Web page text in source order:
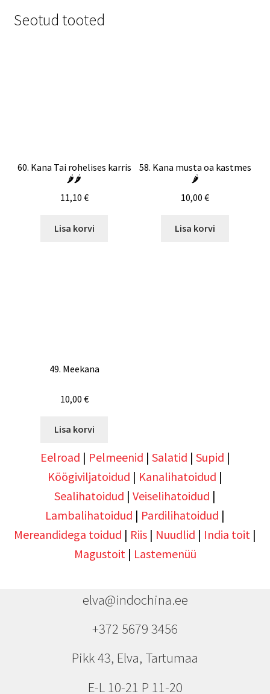
Seotud tooted
60. Kana Tai rohelises karris
🌶️🌶️
11,10 €
Lisa korvi
58. Kana musta oa kastmes
🌶️
10,00€
Lisa korvi
49. Meekana
10,00 €
Lisa korvi
Eelroad | Pelmeenid | Salatid | Supid |
Köögiviljatoidud | Kanalihatoidud |
Sealihatoidud | Veiselihatoidud |
Lambalihatoidud | Pardilihatoidud |
Mereandidega toidud | Riis | Nuudlid | India toit |
Magustoit| Lastemenüü
elva@indochina.ee
+372 5679 3456
Pikk 43, Elva, Tartumaa
E-L 10-21 P 11-20